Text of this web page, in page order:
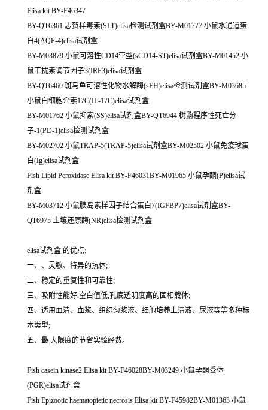
Elisa kit BY-F46347
BY-QT6361 志贺样毒素(SLT)elisa检测试剂盒BY-M01777 小鼠水通道蛋
白4(AQP-4)elisa试剂盒
BY-M03879 小鼠可溶性CD14亚型(sCD14-ST)elisa试剂盒BY-M01452 小
鼠干扰素调节因子3(IRF3)elisa试剂盒
BY-QT6460 斑马鱼可溶性化物水解酶(sEH)elisa检测试剂盒BY-M03685
小鼠白细胞介素17C(IL-17C)elisa试剂盒
BY-M01762 小鼠抑素(SS)elisa试剂盒BY-QT6944 树鼩程序性死亡分
子-1(PD-1)elisa检测试剂盒
BY-M02702 小鼠TRAP-5(TRAP-5)elisa试剂盒BY-M02502 小鼠免疫球蛋
白(Ig)elisa试剂盒
Fish Lipid Peroxidase Elisa kit BY-F46031BY-M01965 小鼠孕酮(P)elisa试
剂盒
BY-M03712 小鼠胰岛素样因子结合蛋白7(IGFBP7)elisa试剂盒BY-
QT6975 土壤还原酶(NR)elisa检测试剂盒
elisa试剂盒 的优点:
一、、灵敏、特异的抗体;
二、稳定的重复性和可靠性;
三、吸附性能好,空白值低,孔底透明度高的固相载体;
四、适用血清、血浆、组织匀浆液、细胞培养上清液、尿液等等多种标
本类型;
五、最 大限度的节省实验经费。
Fish casein kinase2 Elisa kit BY-F46028BY-M03249 小鼠孕酮受体
(PGR)elisa试剂盒
Fish Epizootic haematopietic necrosis Elisa kit BY-F45982BY-M01363 小鼠